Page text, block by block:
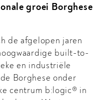
groei Borghese
de afgelopen jaren
built-to-
en industriële
Borghese onder
centrum b:logic® in